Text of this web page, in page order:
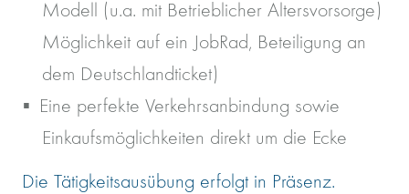
Modell (u.a. mit Betrieblicher Altersvorsorge)
Möglichkeit auf ein JobRad, Beteiligung an
dem Deutschlandticket)
Eine perfekte Verkehrsanbindung sowie
Einkaufsmöglichkeiten direkt um die Ecke
Die Tätigkeitsausübung erfolgt in Präsenz.